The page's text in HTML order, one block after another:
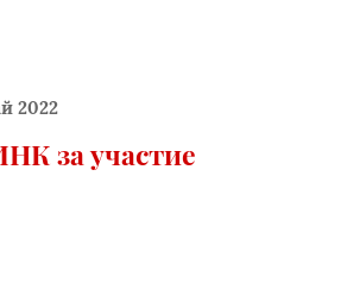
2022
за участие